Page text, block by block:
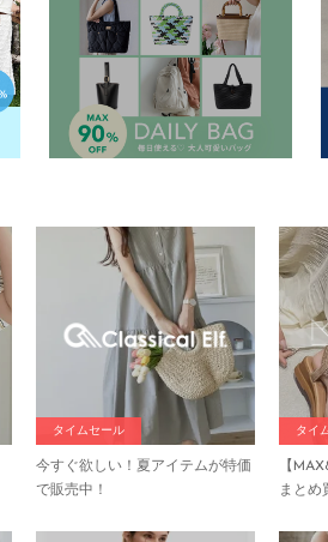
タイムセール
今すぐ欲しい！夏アイテムが特価
で販売中！
タイ
【
まとめ